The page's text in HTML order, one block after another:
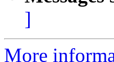
]
More